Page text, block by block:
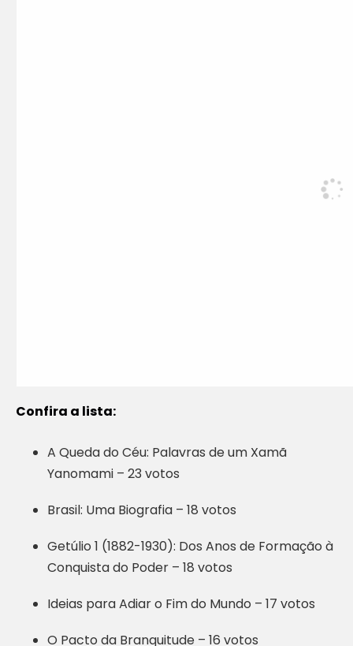
Confira a lista:
A Queda do Céu: Palavras de um Xamã
Yanomami – 23 votos
Brasil: Uma Biografia – 18 votos
Getúlio 1 (1882-1930): Dos Anos de Formação à
Conquista do Poder – 18 votos
Ideias para Adiar o Fim do Mundo – 17 votos
O Pacto da Branquitude – 16 votos